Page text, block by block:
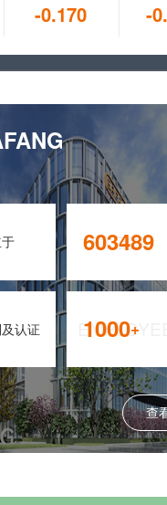
-0.170 -
603489
STOCK
认证 1000+
查